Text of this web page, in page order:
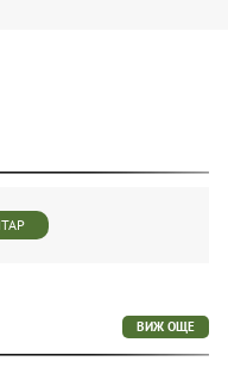
ВИЖ ОЩЕ